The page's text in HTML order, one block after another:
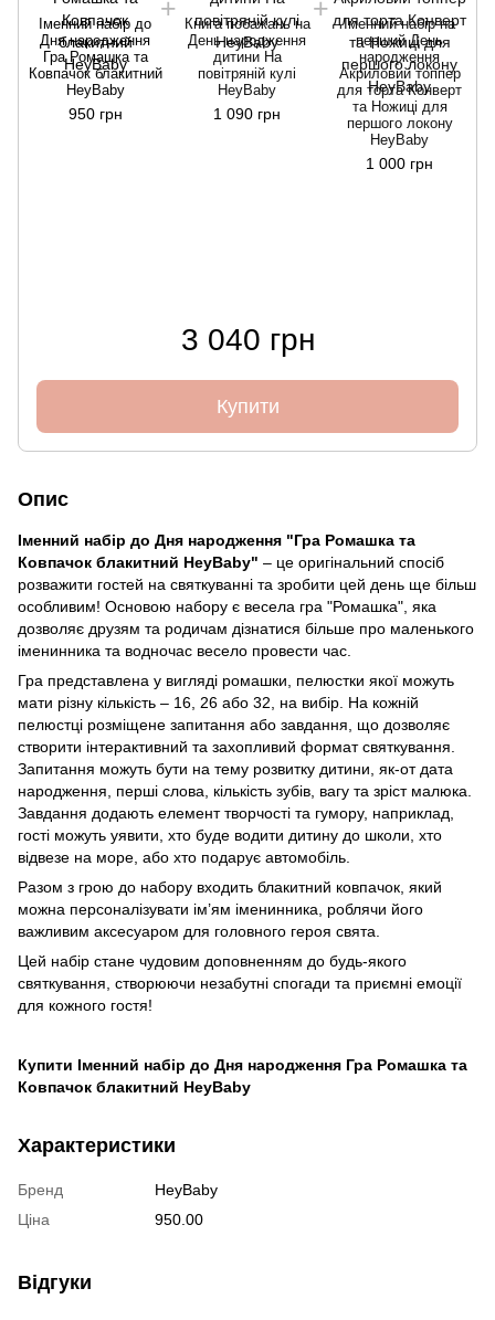
Іменний набір до
Дня народження
Гра Ромашка та
Ковпачок блакитний
HeyBaby
950 грн
Книга побажань на
День народження
дитини На
повітряній кулі
HeyBaby
1 090 грн
Іменний набір на
перший День
народження
Акриловий топпер
для торта Конверт
та Ножиці для
першого локону
HeyBaby
1 000 грн
3 040 грн
Купити
Опис
Іменний набір до Дня народження "Гра Ромашка та
Ковпачок блакитний HeyBaby" – це оригінальний спосіб
розважити гостей на святкуванні та зробити цей день ще більш
особливим! Основою набору є весела гра "Ромашка", яка
дозволяє друзям та родичам дізнатися більше про маленького
іменинника та водночас весело провести час.
Гра представлена у вигляді ромашки, пелюстки якої можуть
мати різну кількість – 16, 26 або 32, на вибір. На кожній
пелюстці розміщене запитання або завдання, що дозволяє
створити інтерактивний та захопливий формат святкування.
Запитання можуть бути на тему розвитку дитини, як-от дата
народження, перші слова, кількість зубів, вагу та зріст малюка.
Завдання додають елемент творчості та гумору, наприклад,
гості можуть уявити, хто буде водити дитину до школи, хто
відвезе на море, або хто подарує автомобіль.
Разом з грою до набору входить блакитний ковпачок, який
можна персоналізувати ім’ям іменинника, роблячи його
важливим аксесуаром для головного героя свята.
Цей набір стане чудовим доповненням до будь-якого
святкування, створюючи незабутні спогади та приємні емоції
для кожного гостя!
Купити Іменний набір до Дня народження Гра Ромашка та
Ковпачок блакитний HeyBaby
Характеристики
Бренд
HeyBaby
Ціна
950.00
Відгуки